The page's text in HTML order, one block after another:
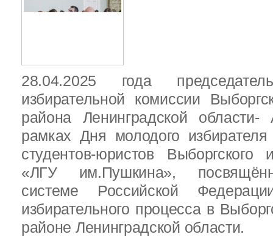
28.04.2025 года
избирательной комиссии
района Ленинградской
рамках Дня молодого
студентов-юристов Выборгского
«ЛГУ им.Пушкина»,
системе Российской
избирательного процесса в
районе Ленинградской области.